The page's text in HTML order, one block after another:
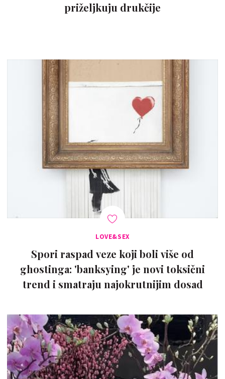
priželjkuju drukčije
LOVE&SEX
Spori raspad veze koji boli više od
ghostinga: 'banksying' je novi toksični
trend i smatraju najokrutnijim dosad